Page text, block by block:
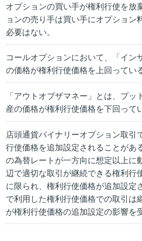
オプションの買い手が権利行使を放
ョンの売り手は買い手にオプション
必要はない。
コールオプションにおいて、「イン
の価格が権利行使価格を上回ってい
「アウトオブザマネー」とは、プッ
産の価格が権利行使価格を下回って
店頭通貨バイナリーオプション取引
行使価格を追加設定されることがあ
の為替レートが一方向に想定以上に
辺で適切な取引が継続できる権利行
に限られ、権利行使価格が追加設定
で利用した権利行使価格での取引は
が権利行使価格の追加設定の影響を